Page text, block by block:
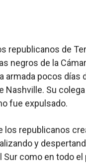
republicanos de
negros de la
armada pocos
Nashville. Su
fue expulsado.
los republicanos
y
Sur como en todo el